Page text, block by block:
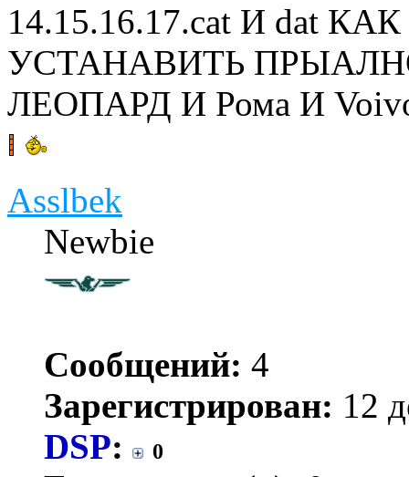
14.15.16.17.cat И dat
УСТАНАВИТЬ
ЛЕОПАРД И Рома И
Asslbek
Newbie
Сообщений: 4
Зарегистрирован: 12
DSP: 0